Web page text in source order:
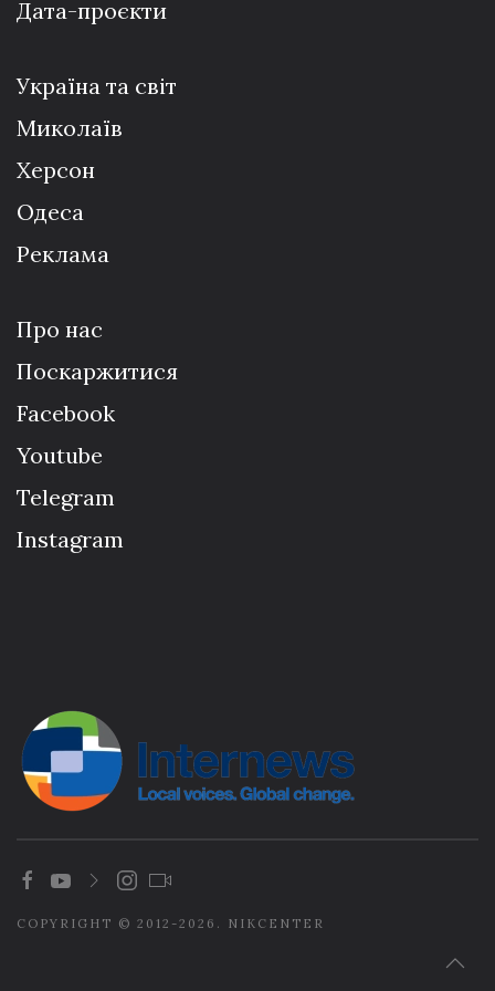
Дата-проєкти
Україна та світ
Миколаїв
Херсон
Одеса
Реклама
Про нас
Поскаржитися
Facebook
Youtube
Telegram
Instagram
COPYRIGHT © 2012-2026. NIKCENTER